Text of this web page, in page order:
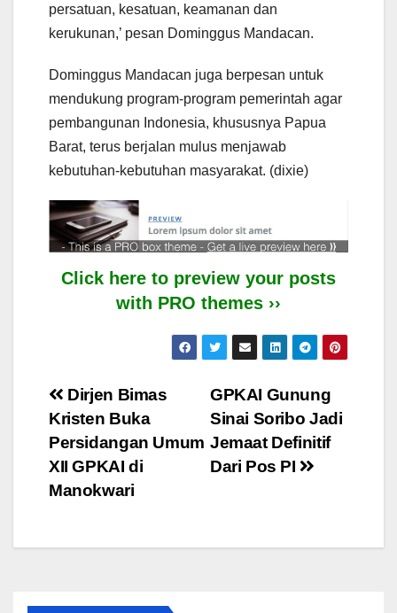
persatuan, kesatuan, keamanan dan
kerukunan,’ pesan Dominggus Mandacan.
Dominggus Mandacan juga berpesan untuk
mendukung program-program pemerintah agar
pembangunan Indonesia, khususnya Papua
Barat, terus berjalan mulus menjawab
kebutuhan-kebutuhan masyarakat. (dixie)
Click here to preview your posts
with PRO themes ››
Post
navigation
GPKAI Gunung
Sinai Soribo Jadi
Jemaat Definitif
Dari Pos PI
Dirjen Bimas
Kristen Buka
Persidangan Umum
XII GPKAI di
Manokwari